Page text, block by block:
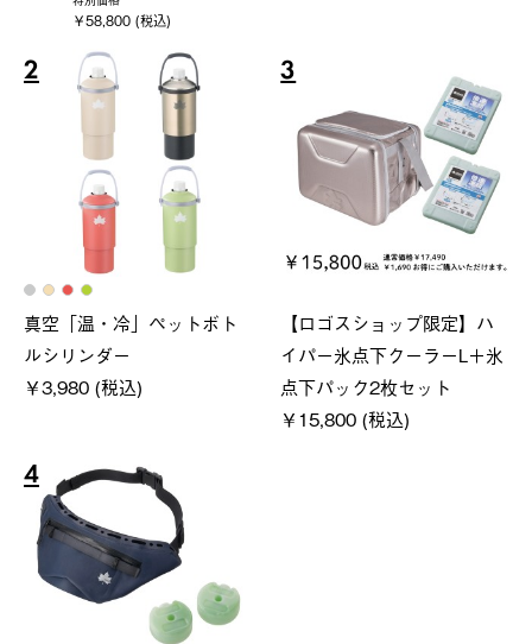
￥58,800 (税込)
2
真空「温・冷」ペットボト
ルシリンダー
￥3,980 (税込)
3
【ロゴスショップ限定】ハ
イパー氷点下クーラーL＋氷
点下パック2枚セット
￥15,800 (税込)
4